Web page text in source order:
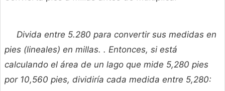
Divida entre 5.280 para convertir sus medidas en
pies (lineales) en millas. . Entonces, si está
calculando el área de un lago que mide 5,280 pies
por 10,560 pies, dividiría cada medida entre 5,280: